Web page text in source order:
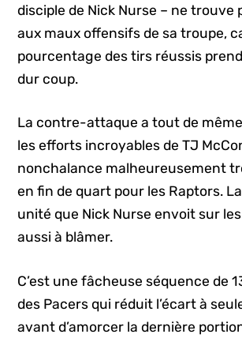
disciple de Nick Nurse – ne trouve
aux maux offensifs de sa troupe,
pourcentage des tirs réussis
dur coup.
La contre-attaque a tout de
les efforts incroyables de TJ
nonchalance malheureusement
en fin de quart pour les Raptors.
unité que Nick Nurse envoit sur
aussi à blâmer.
C’est une fâcheuse séquence de
des Pacers qui réduit l’écart à
avant d’amorcer la dernière